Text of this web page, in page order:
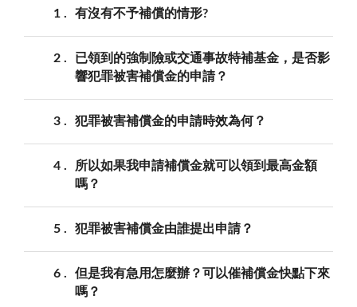
1 有沒有不予補償的情形?
2
已領到的強制險或交通事故特補基金，是否影
響犯罪被害補償金的申請？
3 犯罪被害補償金的申請時效為何？
4
所以如果我申請補償金就可以領到最高金額
嗎？
5 犯罪被害補償金由誰提出申請？
6
但是我有急用怎麼辦？可以催補償金快點下來
嗎？